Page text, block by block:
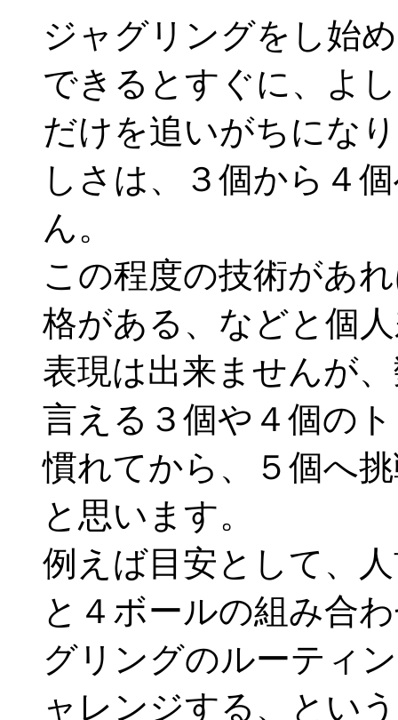
ジャグリングをし始
できるとすぐに、よ
だけを追いがちにな
しさは、３個から４
ん。
この程度の技術があ
格がある、などと個
表現は出来ませんが
言える３個や４個の
慣れてから、５個へ
と思います。
例えば目安として、
と４ボールの組み合
グリングのルーティ
ャレンジする、とい